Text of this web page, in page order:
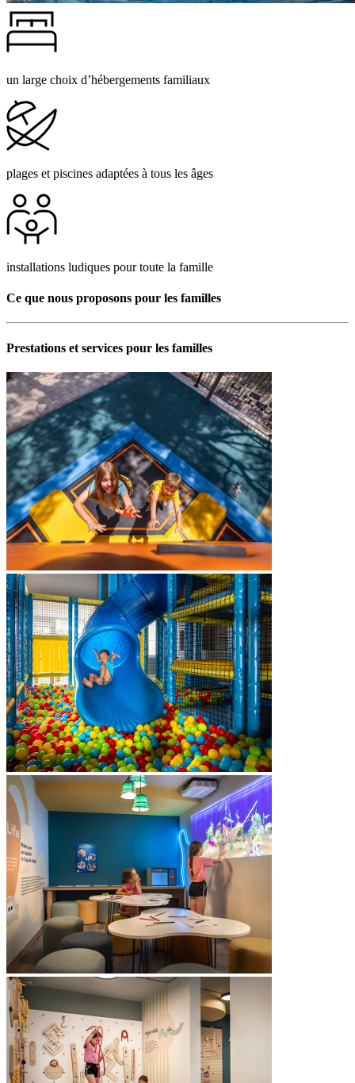
un large choix d’hébergements familiaux
plages et piscines adaptées à tous les âges
installations ludiques pour toute la famille
Ce que nous proposons pour les familles
Prestations et services pour les familles